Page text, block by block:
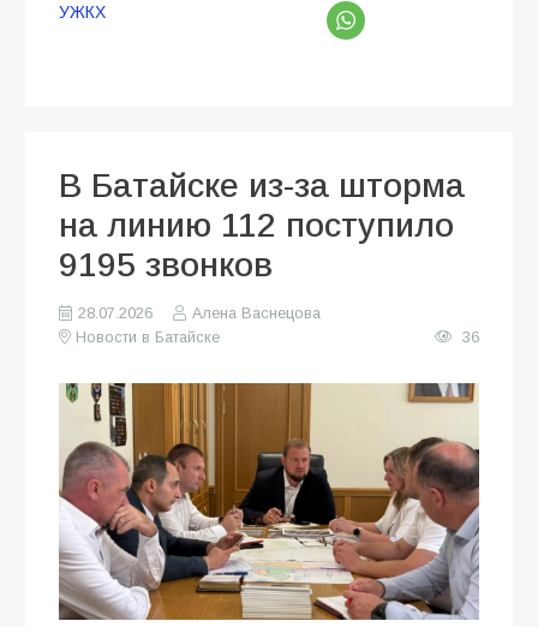
УЖКХ
В Батайске из-за шторма
на линию 112 поступило
9195 звонков
28.07.2026
Алена Васнецова
Новости в Батайске
36